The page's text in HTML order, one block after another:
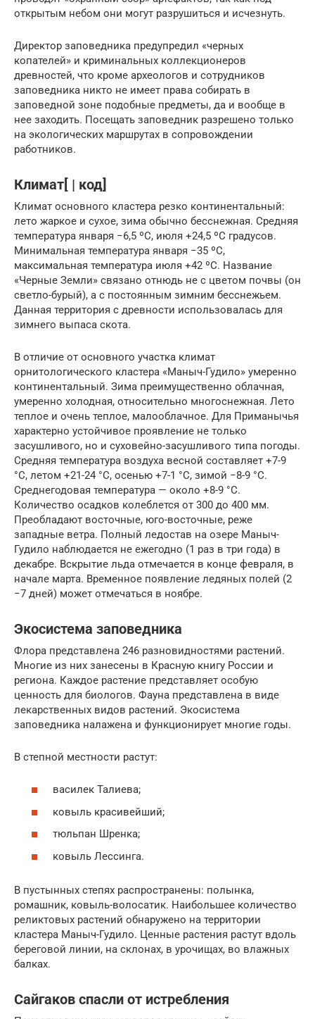
открытым небом они могут разрушиться и исчезнуть.
Директор заповедника предупредил «черных
копателей» и криминальных коллекционеров
древностей, что кроме археологов и сотрудников
заповедника никто не имеет права собирать в
заповедной зоне подобные предметы, да и вообще в
нее заходить. Посещать заповедник разрешено только
на экологических маршрутах в сопровождении
работников.
Климат[ | код]
Климат основного кластера резко континентальный:
лето жаркое и сухое, зима обычно бесснежная. Средняя
температура января −6,5 ºС, июля +24,5 ºС градусов.
Минимальная температура января −35 ºС,
максимальная температура июля +42 ºС. Название
«Черные Земли» связано отнюдь не с цветом почвы (он
светло-бурый), а с постоянным зимним бесснежьем.
Данная территория с древности использовалась для
зимнего выпаса скота.
В отличие от основного участка климат
орнитологического кластера «Маныч-Гудило» умеренно
континентальный. Зима преимущественно облачная,
умеренно холодная, относительно многоснежная. Лето
теплое и очень теплое, малооблачное. Для Приманычья
характерно устойчивое проявление не только
засушливого, но и суховейно-засушливого типа погоды.
Средняя температура воздуха весной составляет +7-9
°С, летом +21-24 °С, осенью +7-1 °С, зимой −8-9 °С.
Среднегодовая температура — около +8-9 °С.
Количество осадков колеблется от 300 до 400 мм.
Преобладают восточные, юго-восточные, реже
западные ветра. Полный ледостав на озере Маныч-
Гудило наблюдается не ежегодно (1 раз в три года) в
декабре. Вскрытие льда отмечается в конце февраля, в
начале марта. Временное появление ледяных полей (2
−7 дней) может отмечаться в ноябре.
Экосистема заповедника
Флора представлена 246 разновидностями растений.
Многие из них занесены в Красную книгу России и
региона. Каждое растение представляет особую
ценность для биологов. Фауна представлена в виде
лекарственных видов растений. Экосистема
заповедника налажена и функционирует многие годы.
В степной местности растут:
василек Талиева;
ковыль красивейший;
тюльпан Шренка;
ковыль Лессинга.
В пустынных степях распространены: полынка,
ромашник, ковыль-волосатик. Наибольшее количество
реликтовых растений обнаружено на территории
кластера Маныч-Гудило. Ценные растения растут вдоль
береговой линии, на склонах, в урочищах, во влажных
балках.
Сайгаков спасли от истребления